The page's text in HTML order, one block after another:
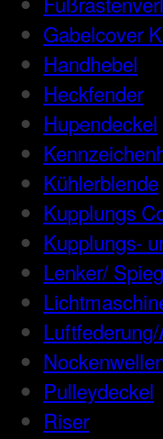
Gabelcover
Handhebel
Heckfender
Hupendeckel
Kühlerblende
Kupplungs
Kupplungs-
Lenker/
Pulleydeckel
Riser